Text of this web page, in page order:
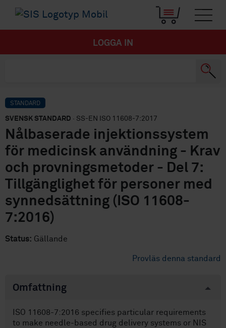
LOGGA IN
STANDARD
SVENSK STANDARD · SS-EN ISO 11608-7:2017
Nålbaserade injektionssystem
för medicinsk användning - Krav
och provningsmetoder - Del 7:
Tillgänglighet för personer med
synnedsättning (ISO 11608-
7:2016)
Status: Gällande
Provläs denna standard
Omfattning
ISO 11608-7:2016 specifies particular requirements
to make needle-based drug delivery systems or NIS